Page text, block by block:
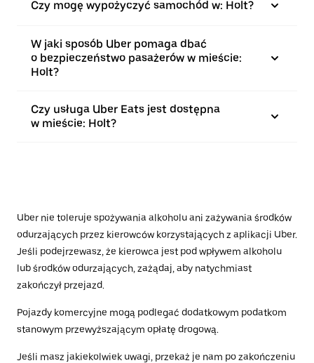
Czy mogę wypożyczyć samochód w: Holt?
W jaki sposób Uber pomaga dbać
o bezpieczeństwo pasażerów w mieście:
Holt?
Czy usługa Uber Eats jest dostępna
w mieście: Holt?
Uber nie toleruje spożywania alkoholu ani zażywania środków
odurzających przez kierowców korzystających z aplikacji Uber.
Jeśli podejrzewasz, że kierowca jest pod wpływem alkoholu
lub środków odurzających, zażądaj, aby natychmiast
zakończył przejazd.
Pojazdy komercyjne mogą podlegać dodatkowym podatkom
stanowym przewyższającym opłatę drogową.
Jeśli masz jakiekolwiek uwagi, przekaż je nam po zakończeniu